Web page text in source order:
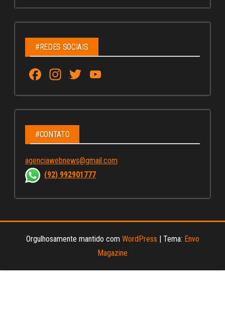
#REDES SOCIAIS
Fa
ce
bo
ok
In
st
ag
ra
m
T
wi
tt
u
Tu
C
ha
nn
#CONTATO
agenciawebnews@gmail.com
(92) 992901777
Orgulhosamente mantido com WordPress Tema: Envo
Magazine